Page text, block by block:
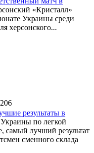
«Кристалл»
Украины среди
херсонского...
результаты в
по легкой
самый лучший результат
сменного склада